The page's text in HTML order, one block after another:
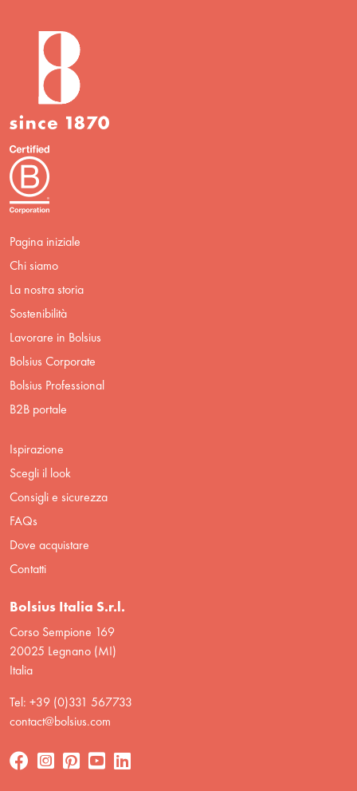
Pagina iniziale
Chi siamo
La nostra storia
Sostenibilità
Lavorare in Bolsius
Bolsius Corporate
Bolsius Professional
B2B portale
Ispirazione
Scegli il look
Consigli e sicurezza
FAQs
Dove acquistare
Contatti
Bolsius Italia S.r.l.
Corso Sempione 169
20025 Legnano (MI)
Italia
Tel: +39 (0)331 567733
contact@bolsius.com